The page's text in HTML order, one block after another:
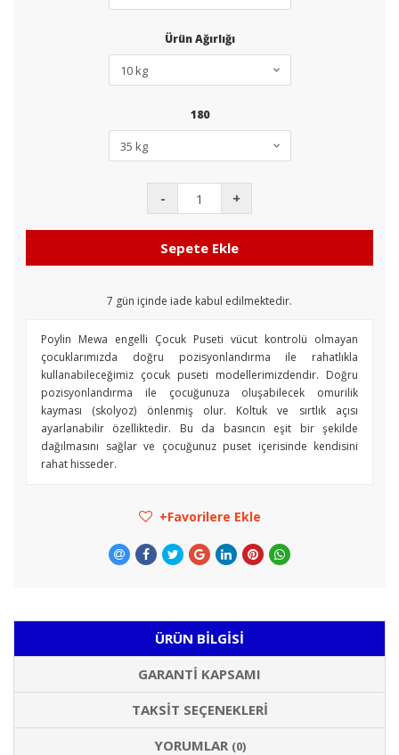
Ürün Ağırlığı
180
- +
Sepete Ekle
7 gün içinde iade kabul edilmektedir.
Poylin Mewa engelli Çocuk Puseti vücut kontrolü olmayan
çocuklarımızda doğru pozisyonlandırma ile rahatlıkla
kullanabileceğimiz çocuk puseti modellerimizdendir. Doğru
pozisyonlandırma ile çocuğunuza oluşabilecek omurilik
kayması (skolyoz) önlenmiş olur. Koltuk ve sırtlık açısı
ayarlanabilir özelliktedir. Bu da basıncın eşit bir şekilde
dağılmasını sağlar ve çocuğunuz puset içerisinde kendisini
rahat hisseder.
Favorilere Ekle
ÜRÜN BILGISI
GARANTI KAPSAMI
TAKSIT SEÇENEKLERI
YORUMLAR (0)